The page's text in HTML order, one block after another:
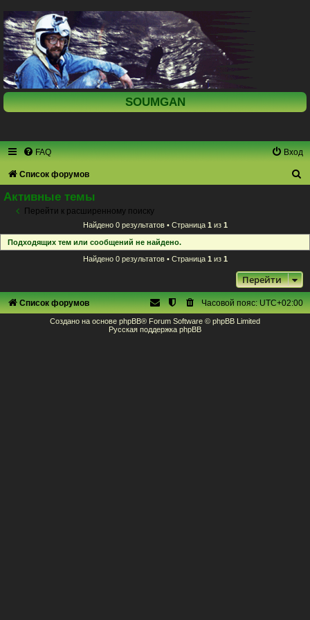
SOUMGAN
FAQ Вход
Список форумов
Активные темы
Перейти к расширенному поиску
Найдено 0 результатов • Страница 1 из 1
Подходящих тем или сообщений не найдено.
Найдено 0 результатов • Страница 1 из 1
Перейти
Список форумов Часовой пояс:UTC+02:00
Создано на основе phpBB® Forum Software © phpBB Limited
Русская поддержка phpBB